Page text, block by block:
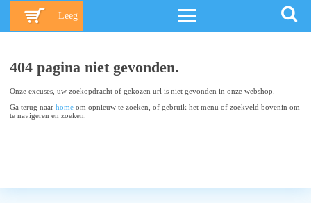
Leeg
404 pagina niet gevonden.
Onze excuses, uw zoekopdracht of gekozen url is niet gevonden in onze webshop.
Ga terug naar home om opnieuw te zoeken, of gebruik het menu of zoekveld bovenin om
te navigeren en zoeken.